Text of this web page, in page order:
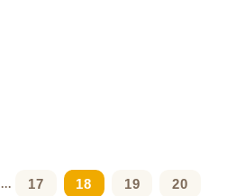
... 17 18 19
20